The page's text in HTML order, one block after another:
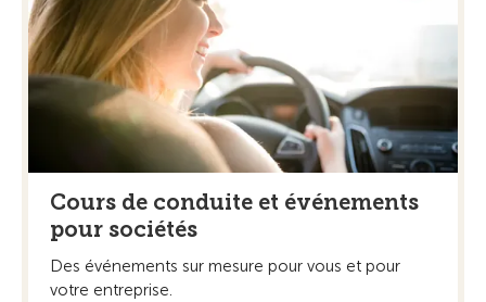
Cours de conduite et événements
pour sociétés
Des événements sur mesure pour vous et pour
votre entreprise.